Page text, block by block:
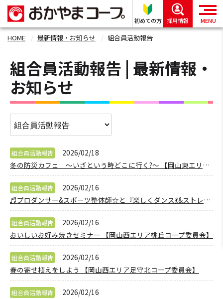
初めての方 採用情報 MENU
HOME 最新情報・お知らせ 組合員活動報告
組合員活動報告 | 最新情報・
お知らせ
組合員活動報告
2026/02/18
冬の防災カフェ ～いざという時どこに行く?～ 【岡山東エリア山陽コープ委員会】
組合員活動報告
2026/02/16
♬プロダンサー&スポーツ整体師☆と『楽しくダンス💃&ストレッチ』 【備北エリア賀陽コープ委員会】
組合員活動報告
2026/02/16
おいしいお好み焼きセミナー 【岡山西エリア桃丘コープ委員会】
組合員活動報告
2026/02/16
春の寄せ植えをしよう 【岡山西エリア足守北コープ委員会】
組合員活動報告
2026/02/16